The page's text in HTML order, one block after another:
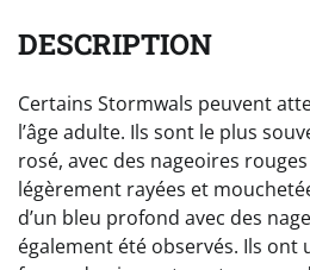
DESCRIPTION
Certains Stormwals peuvent
l’âge adulte. Ils sont le plus
rosé, avec des nageoires
légèrement rayées et
d’un bleu profond avec des
également été observés. Ils ont